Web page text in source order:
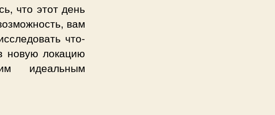
что этот день
вам
что-
новую локацию
идеальным